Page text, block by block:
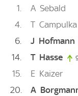
1 A Sebald
4
T Campulka
6
J Hofmann
14 T Hasse
15 E Kaizer
20
A